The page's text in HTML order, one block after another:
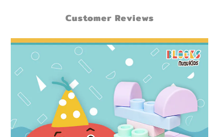
Customer Reviews